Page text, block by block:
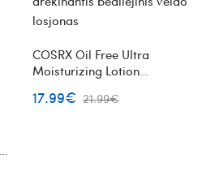
COSRX Oil Free Ultra
Moisturizing Lotion
losjonas
17.99€ 21.99€